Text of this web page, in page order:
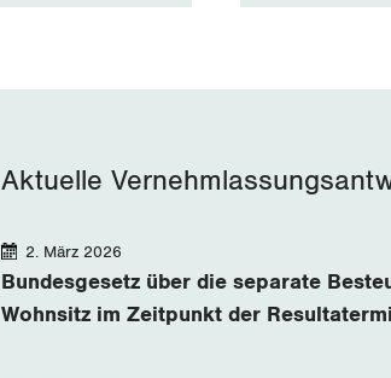
Aktuelle
Bundesgesetz über die separate
Wohnsitz im Zeitpunkt der
2. März 2026